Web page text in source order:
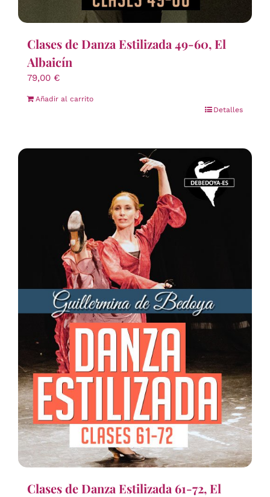
Clases de Danza Estilizada 49-60, El
Albaicín
79,00 €
Añadir al carrito
Detalles
Clases de Danza Estilizada 61-72, El